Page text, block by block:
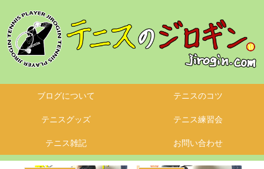
ブログについて テニスのコツ
テニスグッズ テニス練習会
テニス雑記 お問い合わせ